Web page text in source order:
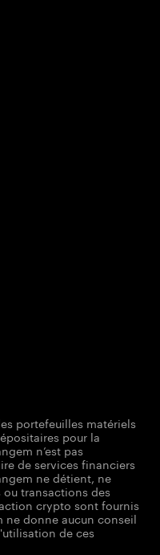
portefeuilles matériels
pour la
n’est pas
de services financiers
ne détient, ne
transactions des
crypto sont fournis
ne donne aucun conseil
de ces